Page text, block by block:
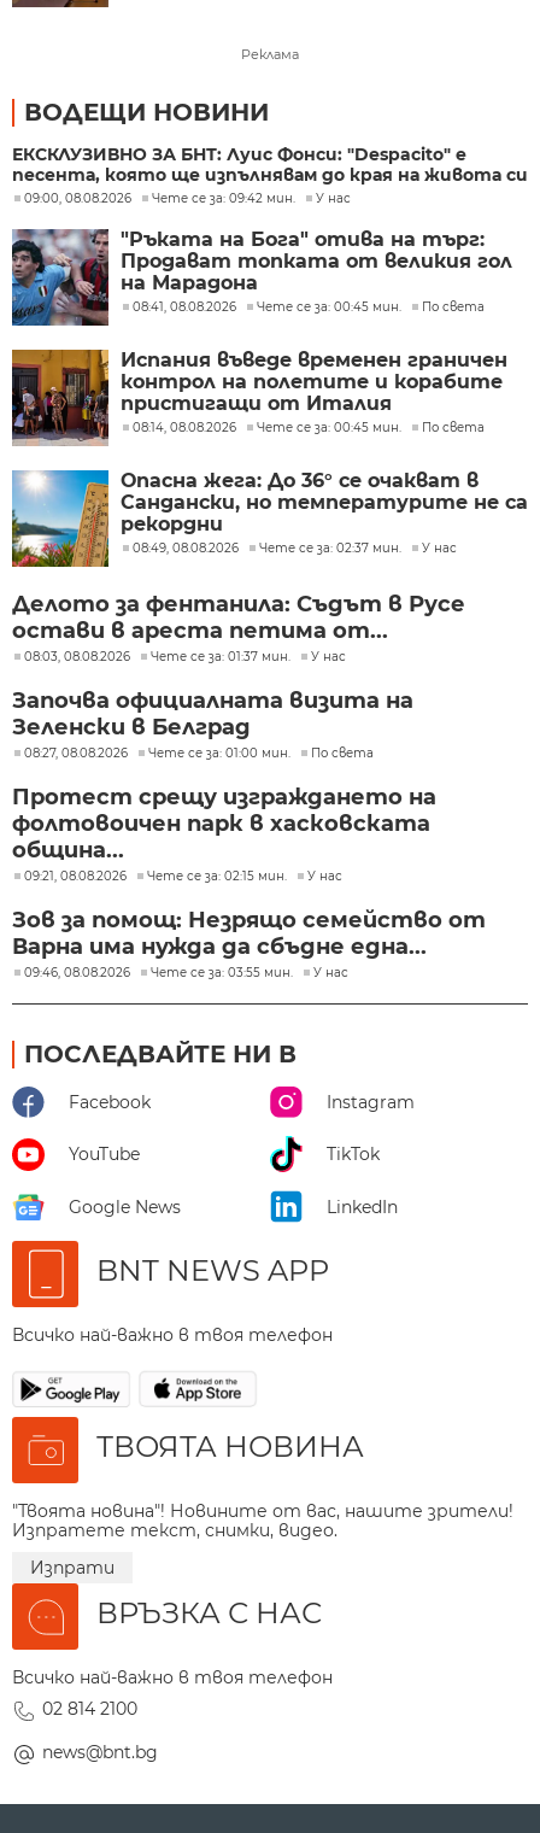
Реклама
ВОДЕЩИ НОВИНИ
ЕКСКЛУЗИВНО ЗА БНТ: Луис Фонси: "Despacito" е
песента, която ще изпълнявам до края на живота си
09:00, 08.08.2026 Чете се за: 09:42 мин. У нас
"Ръката на Бога" отива на търг:
Продават топката от великия гол
на Марадона
08:41, 08.08.2026 Чете се за: 00:45 мин. По света
Испания въведе временен граничен
контрол на полетите и корабите
пристигащи от Италия
08:14, 08.08.2026 Чете се за: 00:45 мин. По света
Опасна жега: До 36° се очакват в
Сандански, но температурите не са
рекордни
08:49, 08.08.2026 Чете се за: 02:37 мин. У нас
Делото за фентанила: Съдът в Русе
остави в ареста петима от...
08:03, 08.08.2026 Чете се за: 01:37 мин. У нас
Започва официалната визита на
Зеленски в Белград
08:27, 08.08.2026 Чете се за: 01:00 мин. По света
Протест срещу изграждането на
фолтовоичен парк в хасковската
община...
09:21, 08.08.2026 Чете се за: 02:15 мин. У нас
Зов за помощ: Незрящо семейство от
Варна има нужда да сбъдне една...
09:46, 08.08.2026 Чете се за: 03:55 мин. У нас
ПОСЛЕДВАЙТЕ НИ В
Facebook Instagram
YouTube TikTok
Google News LinkedIn
BNT NEWS APP
Всичко най-важно в твоя телефон
ТВОЯТА НОВИНА
"Твоята новина"! Новините от вас, нашите зрители!
Изпратете текст, снимки, видео.
Изпрати
ВРЪЗКА С НАС
Всичко най-важно в твоя телефон
02 814 2100
news@bnt.bg